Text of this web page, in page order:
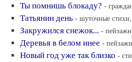
Ты помнишь блокаду? -
Татьянин день - шуточные
Закружился снежок... -
Деревья в белом инее -
Новый год уже так близко -